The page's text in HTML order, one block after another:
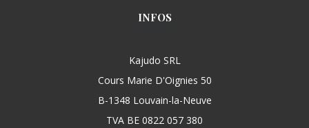
INFOS
Kajudo SRL
Cours Marie D'Oignies 50
B-1348 Louvain-la-Neuve
TVA BE 0822 057 380